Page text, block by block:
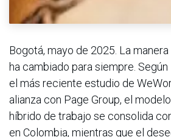
Bogotá, mayo de 2025. La
ha cambiado para siempre. Según
el más reciente estudio de
alianza con Page Group, el modelo
híbrido de trabajo se consolida
en Colombia, mientras que el